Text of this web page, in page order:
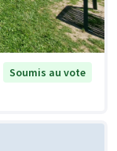
Soumis au vote